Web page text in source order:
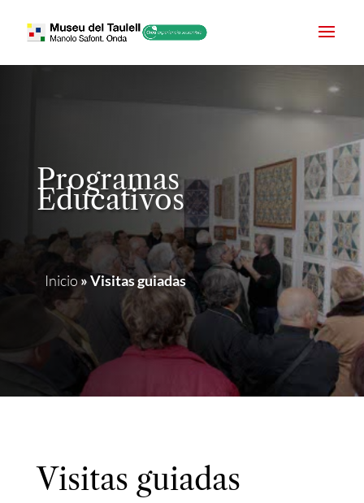
Programas
Educativos
Inicio»Visitas guiadas
Visitas guiadas